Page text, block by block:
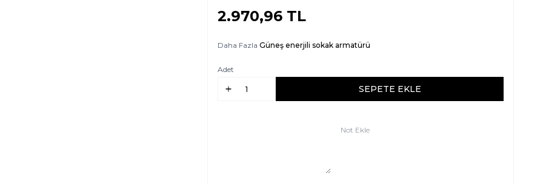
2.970,96 TL
Daha Fazla Güneş enerjili sokak armatürü
Adet
SEPETE EKLE
Not Ekle